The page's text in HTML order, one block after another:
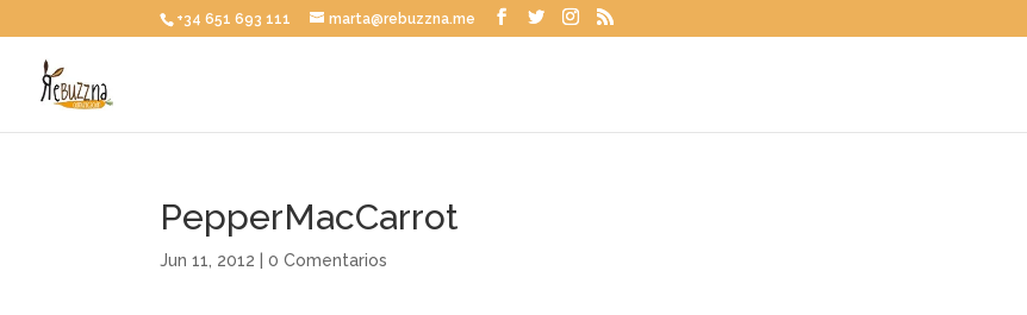
+34 651 693 111 marta@rebuzzna.me
PepperMacCarrot
Jun 11, 2012 |0 Comentarios